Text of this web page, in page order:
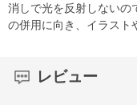
消しで光を反射しないの
の併用に向き、イラスト
レビュー